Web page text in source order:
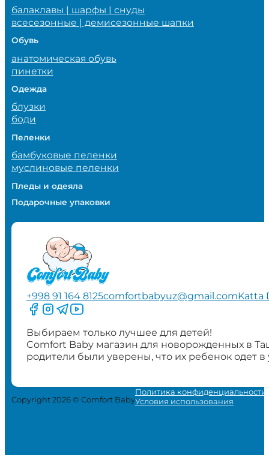
балаклавы | шарфы | снуды
всесезонные | демисезонные шапки
Обувь
анатомическая обувь
пинетки
Одежда
блузки
боди
Пеленки
бамбуковые пеленки
муслиновые пеленки
Пледы и одеяла
Подарочные упаковки
+998 91 164 8125comfortbabyuz@gmail.comKatta
Следите за нами на Facebook
Следите за нами в Instagram
Следите за нами в Telegram
Следите за нами в YouTube
Выбираем только лучшее для детей!
Comfort Baby магазин для новорожденных в
родители были уверены, что их ребенок одет
Copyright 2026 © Comfort Baby
Политика конфиденциальности
Условия использования